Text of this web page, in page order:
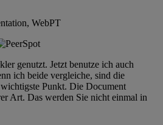
WebPT
genutzt. Jetzt benutze ich auch
ich beide vergleiche, sind die
Punkt. Die Document
Art. Das werden Sie nicht einmal in